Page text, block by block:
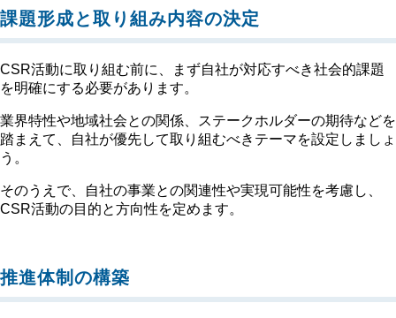
課題形成と取り組み内容の決定
CSR活動に取り組む前に、まず自社が対応すべき社会的課題
を明確にする必要があります。
業界特性や地域社会との関係、ステークホルダーの期待などを
踏まえて、自社が優先して取り組むべきテーマを設定しましょ
う。
そのうえで、自社の事業との関連性や実現可能性を考慮し、
CSR活動の目的と方向性を定めます。
推進体制の構築